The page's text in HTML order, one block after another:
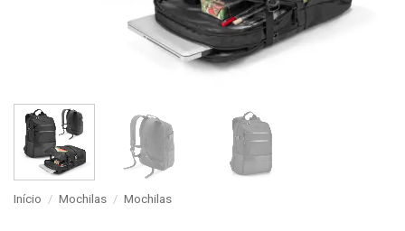
Início / Mochilas / Mochilas